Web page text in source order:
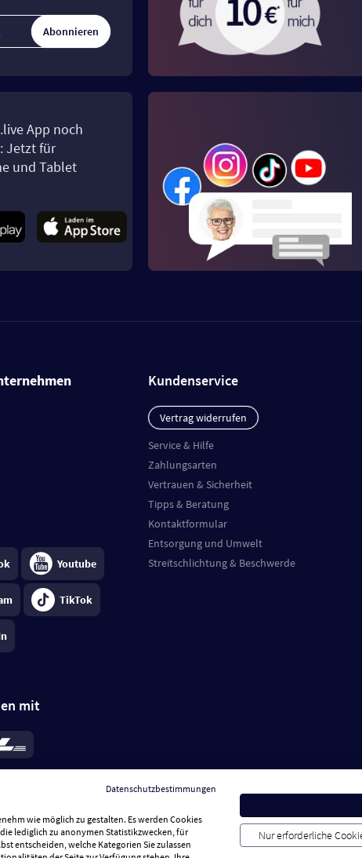
Abonnieren
App noch
Jetzt für
und Tablet
Youtube
TikTok
mit
€; bei Kühlware zzgl. 0,99 €
7,94 €. Lieferzeit3-
Kundenservice
Vertrag widerrufen
Service & Hilfe
Zahlungsarten
Vertrauen & Sicherheit
Tipps & Beratung
Kontaktformular
Entsorgung und Umwelt
Streitschlichtung & Beschwerde
Datenschutzbestimmungen
wie möglich zu gestalten. Es werden Cookies
lediglich zu anonymen Statistikzwecken, für
entscheiden, welche Kategorien Sie zulassen
Nur erforderliche